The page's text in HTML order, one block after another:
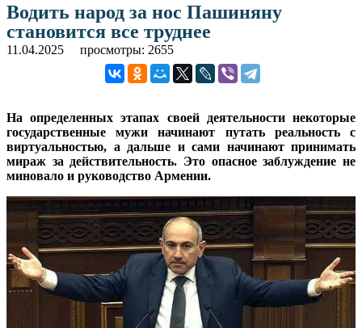
Водить народ за нос Пашиняну
становится все труднее
11.04.2025 просмотры: 2655
На определенных этапах своей деятельности некоторые
государственные мужи начинают путать реальность с
виртуальностью, а дальше и сами начинают принимать
мираж за действительность. Это опасное заблуждение не
миновало и руководство Армении.